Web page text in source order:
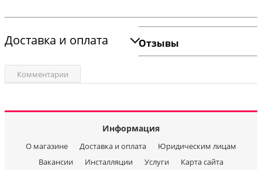
Доставка и оплата Отзывы
Комментарии
Информация
О магазине Доставка и оплата
Юридическим лицам
Вакансии
Инсталляции Услуги
Карта сайта